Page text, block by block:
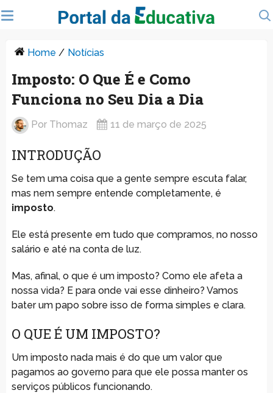
Home / Notícias
Imposto: O Que É e Como
Funciona no Seu Dia a Dia
Por Thomaz 11 de março de 2025
INTRODUÇÃO
Se tem uma coisa que a gente sempre escuta falar,
mas nem sempre entende completamente, é
imposto.
Ele está presente em tudo que compramos, no nosso
salário e até na conta de luz.
Mas, afinal, o que é um imposto? Como ele afeta a
nossa vida? E para onde vai esse dinheiro? Vamos
bater um papo sobre isso de forma simples e clara.
O QUE É UM IMPOSTO?
Um imposto nada mais é do que um valor que
pagamos ao governo para que ele possa manter os
serviços públicos funcionando.